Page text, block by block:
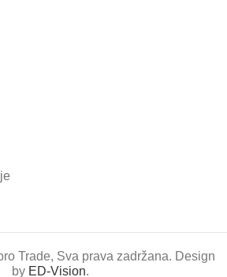
Trade, Sva prava zadržana. Design
by ED-Vision.